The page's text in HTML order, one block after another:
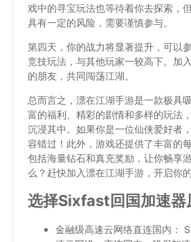
戏中的寻宝玩法也等待着你去探索，
具有一定的风险，需要谨慎参与。
第四天，你的战力将显著提升，可以
竞技玩法，与其他玩家一较高下。加
的朋友，共同闯荡江湖。
总而言之，漂在江湖手游是一款极具
富的福利、精彩的剧情和多样的玩法
沉浸其中。如果你是一位仙侠爱好者
容错过！此外，游戏还提供了丰富的
包括海量钻石和真充奖励，让你畅享
么？赶快加入漂在江湖手游，开启你
选择Sixfast回国加速器
金融级高速云网络直连国内：